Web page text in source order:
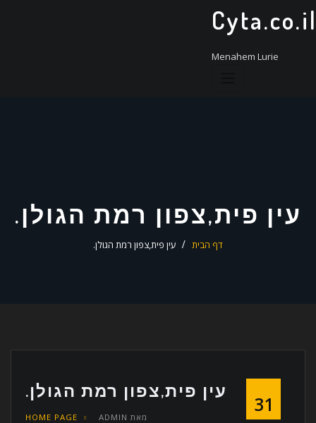
Menahem Lurie
עין פית,צפון רמת הגולן.
דף הבית עין פית,צפון רמת הגולן.
31
עין פית,צפון רמת הגולן.
מאת ADMIN
HOME PAGE